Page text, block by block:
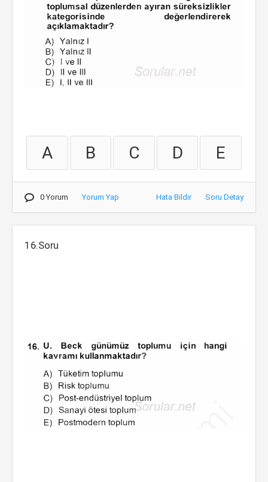
A B C D E
0 Yorum Yorum Yap Hata Bildir Soru Detay
16.Soru